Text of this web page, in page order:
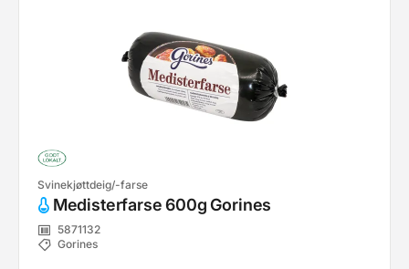
Svinekjøttdeig/-farse
Medisterfarse 600g Gorines
5871132
Gorines